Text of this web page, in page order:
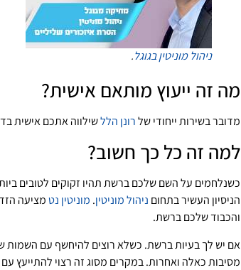
ניהול מוניטין בגוגל.
מה זה ייעוץ מותאם אישית?
מדובר בשירות ייחודי שלרונן הללשילווה אתכם אישית
למה זה כל כך חשוב?
כשנלחמים על השם שלכם ברשת תהיו זקוקים לטובים
הניסיון העשיר בתחום ניהול מוניטין. מוניטין נטמציעה
והכבוד שלכם ברשת.
אם יש לך בעיות ברשת. כשלא רוצים להיחשף עם השמות
מסיבות כאלה ואחרות. במקרים מסוג זה רצוי להתייעץ